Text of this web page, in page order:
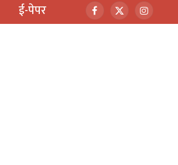
ई-पेपर Facebook
X
(Twitter)